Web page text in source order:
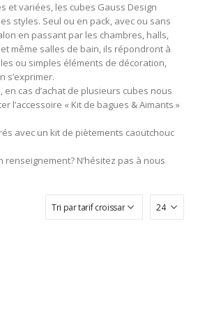
et variées, les cubes Gauss Design
styles. Seul ou en pack, avec ou sans
en passant par les chambres, halls,
même salles de bain, ils répondront à
ou simples éléments de décoration,
s’exprimer.
cas d’achat de plusieurs cubes nous
l’accessoire « Kit de bagues & Aimants »
avec un kit de piètements caoutchouc
renseignement? N’hésitez pas à nous